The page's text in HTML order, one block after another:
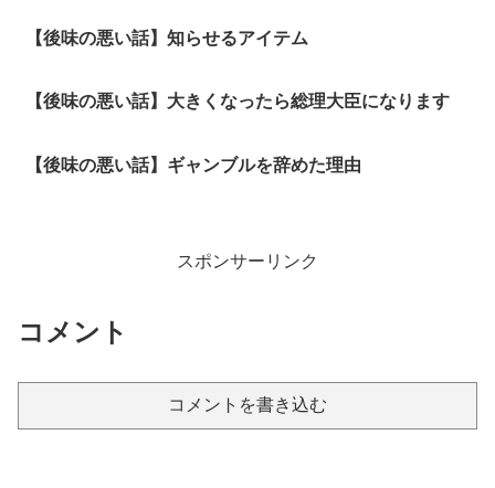
【後味の悪い話】知らせるアイテム
【後味の悪い話】大きくなったら総理大臣になります
【後味の悪い話】ギャンブルを辞めた理由
スポンサーリンク
コメント
コメントを書き込む